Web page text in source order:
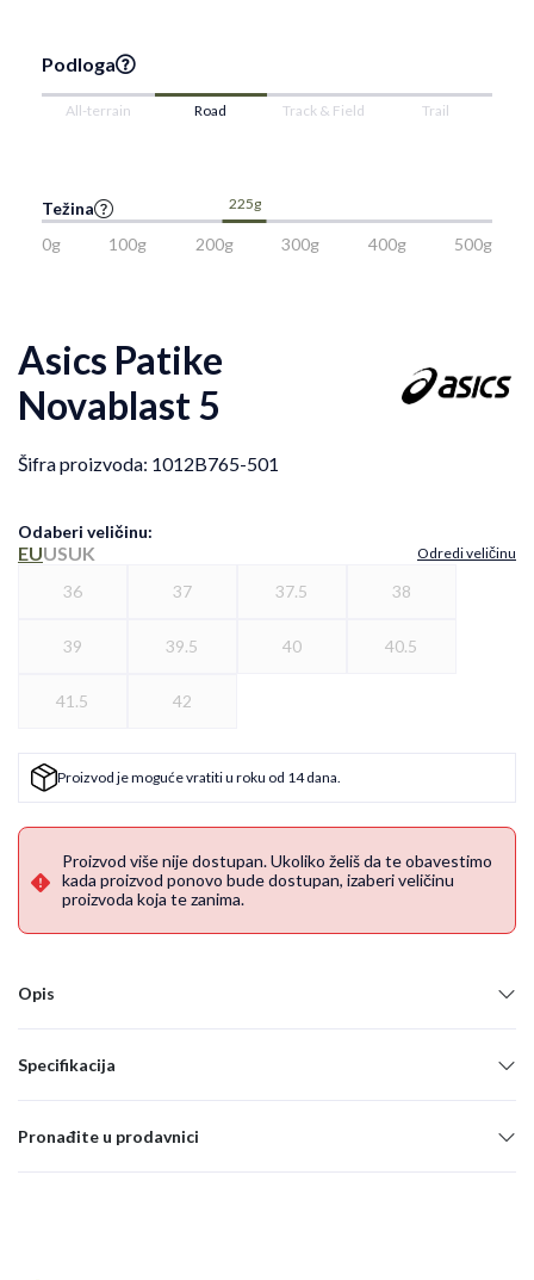
Podloga
All-terrain Road Track & Field Trail
Težina 225g
0g 100g 200g 300g 400g 500g
Asics Patike
Novablast 5
Šifra proizvoda: 1012B765-501
Odaberi veličinu:
EUUSUK Odredi veličinu
36 37 37.5 38
39 39.5 40 40.5
41.5 42
Proizvod je moguće vratiti u roku od 14 dana.
Proizvod više nije dostupan. Ukoliko želiš da te obavestimo
kada proizvod ponovo bude dostupan, izaberi veličinu
proizvoda koja te zanima.
Opis
Specifikacija
Pronađite u prodavnici